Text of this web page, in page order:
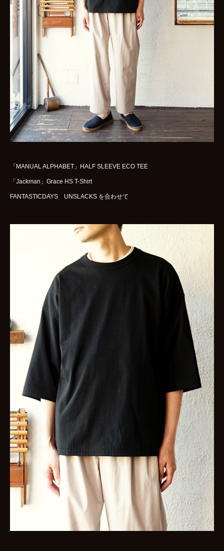
WOMENS
GOODS
ARCHIVES
shop
contact
Instagram
「MANUAL ALPHABET」HALF SLEEVE ECO TEE
「Jackman」Grace HS T-Shirt
FANTASTICDAYS UNSLACKS を合わせて